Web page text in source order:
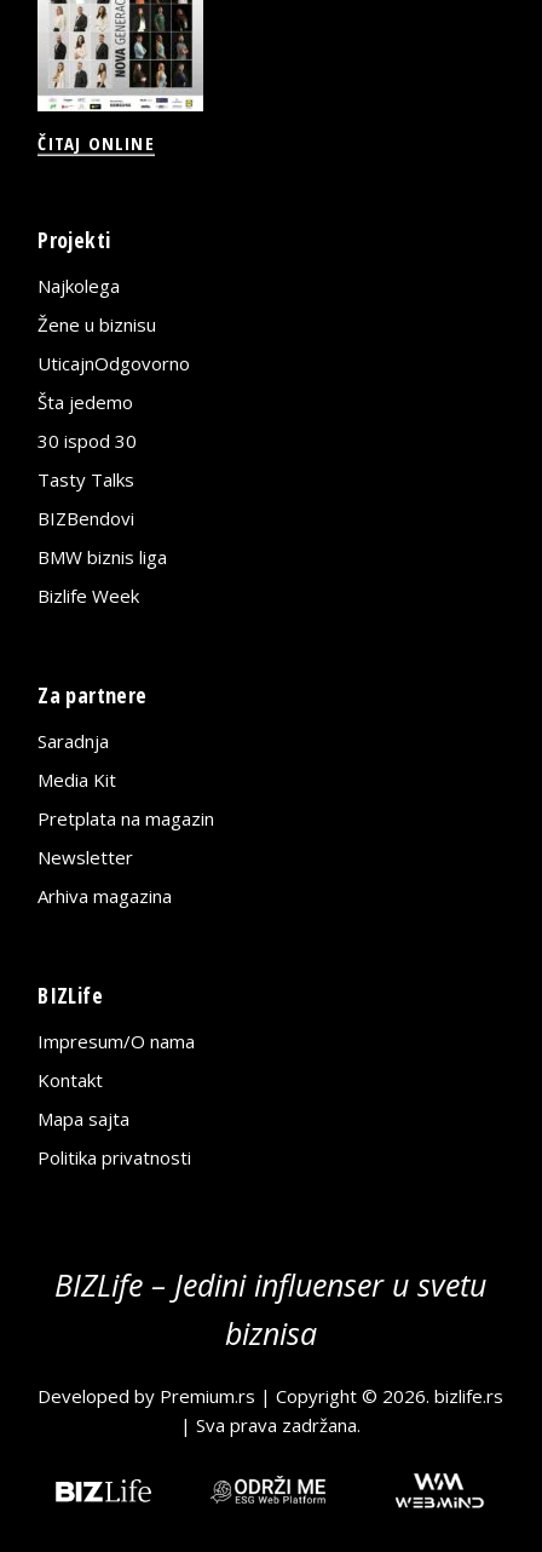
ČITAJ ONLINE
Projekti
Najkolega
Žene u biznisu
UticajnOdgovorno
Šta jedemo
30 ispod 30
Tasty Talks
BIZBendovi
BMW biznis liga
Bizlife Week
Za partnere
Saradnja
Media Kit
Pretplata na magazin
Newsletter
Arhiva magazina
BIZLife
Impresum/O nama
Kontakt
Mapa sajta
Politika privatnosti
BIZLife – Jedini influenser u svetu
biznisa
Developed by Premium.rs | Copyright © 2026.bizlife.rs
| Sva prava zadržana.